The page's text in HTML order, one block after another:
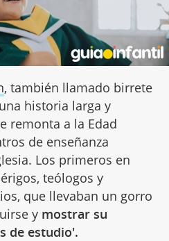
, también llamado birrete
historia larga y
remonta a la Edad
de enseñanza
Los primeros en
teólogos y
que llevaban un gorro
y mostrar su
de estudio'.